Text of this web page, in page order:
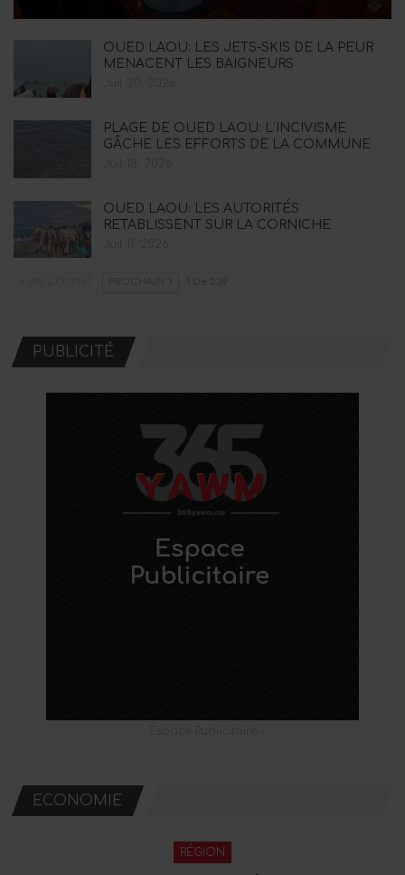
OUED LAOU: LES JETS-SKIS DE LA PEUR
MENACENT LES BAIGNEURS
PLAGE DE OUED LAOU: L’INCIVISME
GÂCHE LES EFFORTS DE LA COMMUNE
OUED LAOU: LES AUTORITÉS
RETABLISSENT SUR LA CORNICHE
PROCHAIN 1 De 239
PUBLICITÉ
ECONOMIE
RÉGION